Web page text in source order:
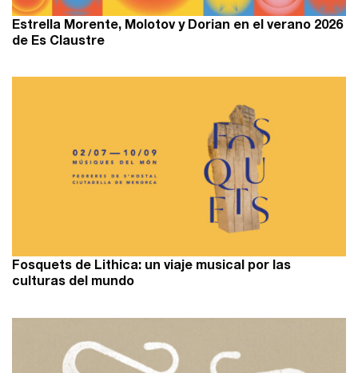
Estrella Morente, Molotov y Dorian en el verano 2026
de Es Claustre
Fosquets de Lithica: un viaje musical por las
culturas del mundo